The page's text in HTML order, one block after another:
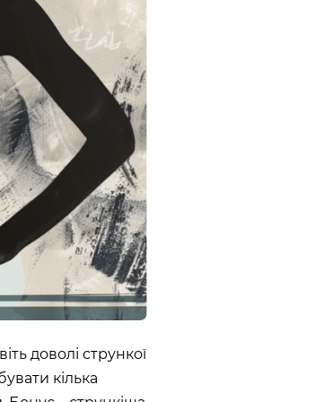
ТРЕНУВАННЯ. YOGA
EPISODE 1
Сб 23 Травня
🌳 Аутдор-зони
доволі стрункої
кілька